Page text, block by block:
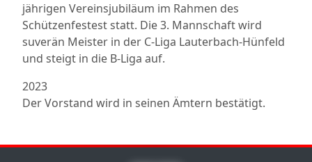
jährigen Vereinsjubiläum im Rahmen des
Schützenfestest statt. Die 3. Mannschaft wird
suverän Meister in der C-Liga Lauterbach-Hünfeld
und steigt in die B-Liga auf.
2023
Der Vorstand wird in seinen Ämtern bestätigt.